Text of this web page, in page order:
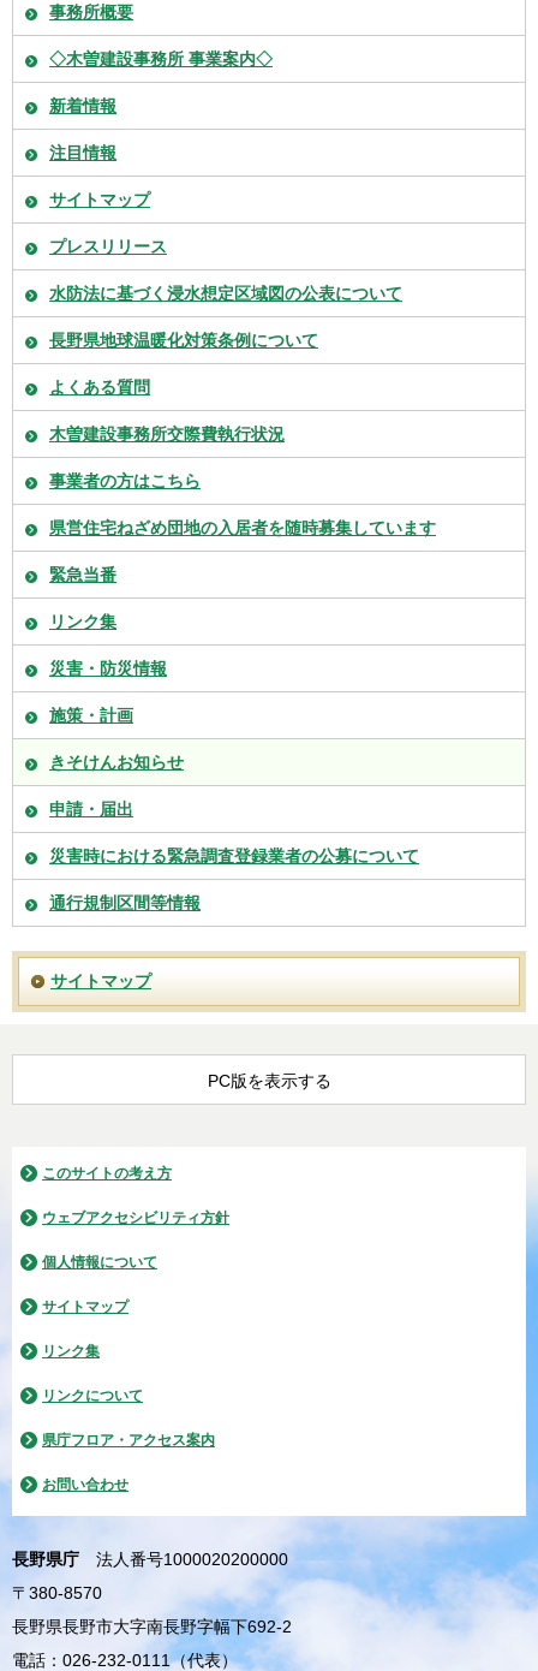
事務所概要
◇木曽建設事務所 事業案内◇
新着情報
注目情報
サイトマップ
プレスリリース
水防法に基づく浸水想定区域図の公表について
長野県地球温暖化対策条例について
よくある質問
木曽建設事務所交際費執行状況
事業者の方はこちら
県営住宅ねざめ団地の入居者を随時募集しています
緊急当番
リンク集
災害・防災情報
施策・計画
きそけんお知らせ
申請・届出
災害時における緊急調査登録業者の公募について
通行規制区間等情報
サイトマップ
PC版を表示する
このサイトの考え方
ウェブアクセシビリティ方針
個人情報について
サイトマップ
リンク集
リンクについて
県庁フロア・アクセス案内
お問い合わせ
長野県庁
法人番号1000020200000
〒380-8570
長野県長野市大字南長野字幅下692-2
電話：026-232-0111（代表）